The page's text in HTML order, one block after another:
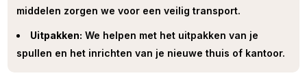
middelen zorgen we voor een veilig transport.
Uitpakken: We helpen met het uitpakken van je
spullen en het inrichten van je nieuwe thuis of kantoor.